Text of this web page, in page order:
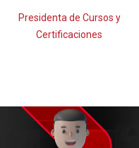
Presidenta de Cursos y
Certificaciones